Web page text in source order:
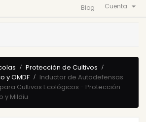
Cuenta 
Blog
Protección de Cultivos
y OMDF
Inductor de Autodefensas
Cultivos Ecológicos - Protección
y Mildiu